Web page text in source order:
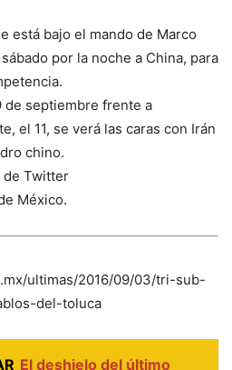
está bajo el mando de Marco
por la noche a China, para
de septiembre frente a
el 11, se verá las caras con Irán
chino.
de Twitter
México.
ultimas/2016/09/03/tri-sub-
del-toluca
El deshielo del último